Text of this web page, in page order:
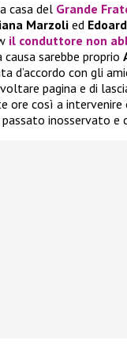
casa del Grande
Marzoli ed
il conduttore non
sarebbe proprio
d’accordo con gli
pagina e di
ore così a
inosservato